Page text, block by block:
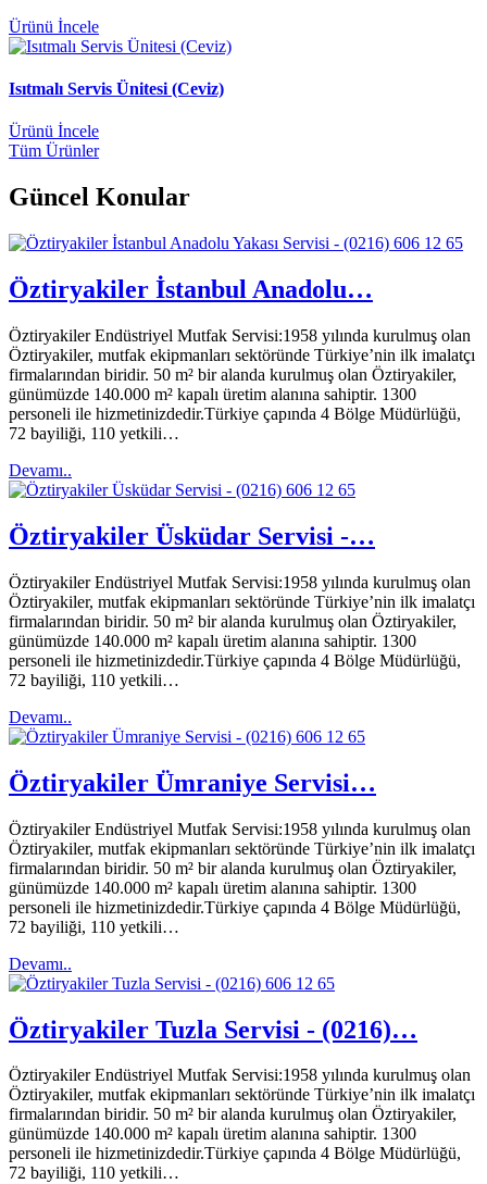
Ürünü İncele
Isıtmalı Servis Ünitesi (Ceviz)
Ürünü İncele
Tüm Ürünler
Güncel Konular
Öztiryakiler İstanbul Anadolu…
Öztiryakiler Endüstriyel Mutfak Servisi:1958 yılında kurulmuş olan
Öztiryakiler, mutfak ekipmanları sektöründe Türkiye’nin ilk imalatçı
firmalarından biridir. 50 m² bir alanda kurulmuş olan Öztiryakiler,
günümüzde 140.000 m² kapalı üretim alanına sahiptir. 1300
personeli ile hizmetinizdedir.Türkiye çapında 4 Bölge Müdürlüğü,
72 bayiliği, 110 yetkili…
Devamı..
Öztiryakiler Üsküdar Servisi -…
Öztiryakiler Endüstriyel Mutfak Servisi:1958 yılında kurulmuş olan
Öztiryakiler, mutfak ekipmanları sektöründe Türkiye’nin ilk imalatçı
firmalarından biridir. 50 m² bir alanda kurulmuş olan Öztiryakiler,
günümüzde 140.000 m² kapalı üretim alanına sahiptir. 1300
personeli ile hizmetinizdedir.Türkiye çapında 4 Bölge Müdürlüğü,
72 bayiliği, 110 yetkili…
Devamı..
Öztiryakiler Ümraniye Servisi…
Öztiryakiler Endüstriyel Mutfak Servisi:1958 yılında kurulmuş olan
Öztiryakiler, mutfak ekipmanları sektöründe Türkiye’nin ilk imalatçı
firmalarından biridir. 50 m² bir alanda kurulmuş olan Öztiryakiler,
günümüzde 140.000 m² kapalı üretim alanına sahiptir. 1300
personeli ile hizmetinizdedir.Türkiye çapında 4 Bölge Müdürlüğü,
72 bayiliği, 110 yetkili…
Devamı..
Öztiryakiler Tuzla Servisi - (0216)…
Öztiryakiler Endüstriyel Mutfak Servisi:1958 yılında kurulmuş olan
Öztiryakiler, mutfak ekipmanları sektöründe Türkiye’nin ilk imalatçı
firmalarından biridir. 50 m² bir alanda kurulmuş olan Öztiryakiler,
günümüzde 140.000 m² kapalı üretim alanına sahiptir. 1300
personeli ile hizmetinizdedir.Türkiye çapında 4 Bölge Müdürlüğü,
72 bayiliği, 110 yetkili…